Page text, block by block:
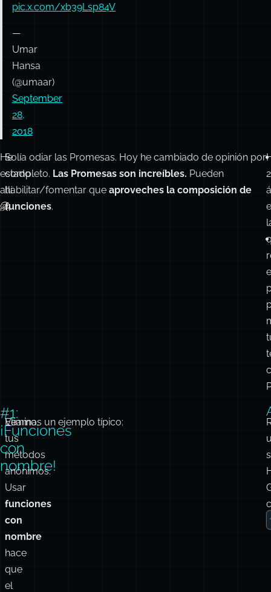
pic.x.com/xb39Lsp84V
—
Umar
Hansa
(@umaar)
September
28,
2018
He
estado
allí.
🤗
Solía odiar las Promesas. Hoy he cambiado de opinión por
completo. Las Promesas son increíbles. Pueden
habilitar/fomentar que aproveches la composición de
funciones.
2
#1:
¡Funciones
con
nombre!
Elimina
tus
métodos
anónimos.
Usar
funciones
con
nombre
hace
que
el
Veamos un ejemplo típico: